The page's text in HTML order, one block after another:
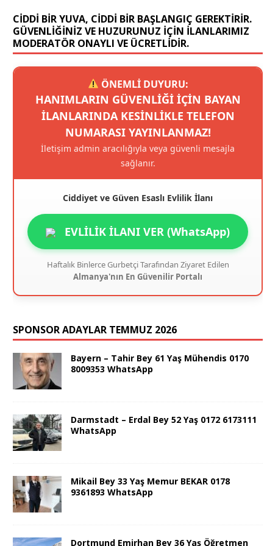
CIDDI BIR YUVA, CIDDI BIR BAŞLANGIÇ GEREKTIRIR.
GÜVENLIĞINIZ VE HUZURUNUZ IÇIN ILANLARIMIZ
MODERATÖR ONAYLI VE ÜCRETLIDIR.
ÖNEMLİ DUYURU:
HANIMLARIN GÜVENLIĞI IÇIN BAYAN
ILANLARINDA KESINLIKLE TELEFON
NUMARASI YAYINLANMAZ!
İletişim admin aracılığıyla veya güvenli mesajla
sağlanır.
Ciddiyet ve Güven Esaslı Evlilik İlanı
EVLİLİK İLANI VER (WhatsApp)
Haftalık Binlerce Gurbetçi Tarafından Ziyaret Edilen
Almanya'nın En Güvenilir Portalı
SPONSOR ADAYLAR TEMMUZ 2026
Bayern – Tahir Bey 61 Yaş Mühendis 0170
8009353 WhatsApp
Darmstadt – Erdal Bey 52 Yaş 0172 6173111
WhatsApp
Mikail Bey 33 Yaş Memur BEKAR 0178
9361893 WhatsApp
Dortmund Emirhan Bey 36 Yaş Öğretmen